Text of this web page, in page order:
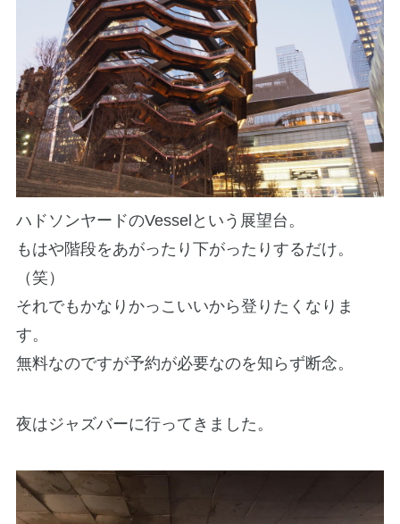
ハドソンヤードのVesselという展望台。
もはや階段をあがったり下がったりするだけ。
（笑）
それでもかなりかっこいいから登りたくなりま
す。
無料なのですが予約が必要なのを知らず断念。
夜はジャズバーに行ってきました。